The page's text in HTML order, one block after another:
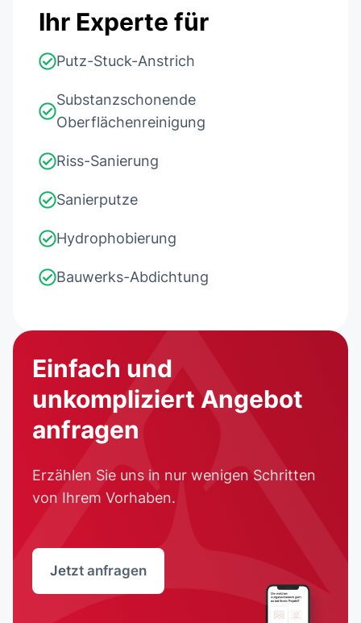
Ihr Experte für
Putz-Stuck-Anstrich
Substanzschonende
Oberflächenreinigung
Riss-Sanierung
Sanierputze
Hydrophobierung
Bauwerks-Abdichtung
Einfach und
unkompliziert Angebot
anfragen
Erzählen Sie uns in nur wenigen Schritten
von Ihrem Vorhaben.
Jetzt anfragen